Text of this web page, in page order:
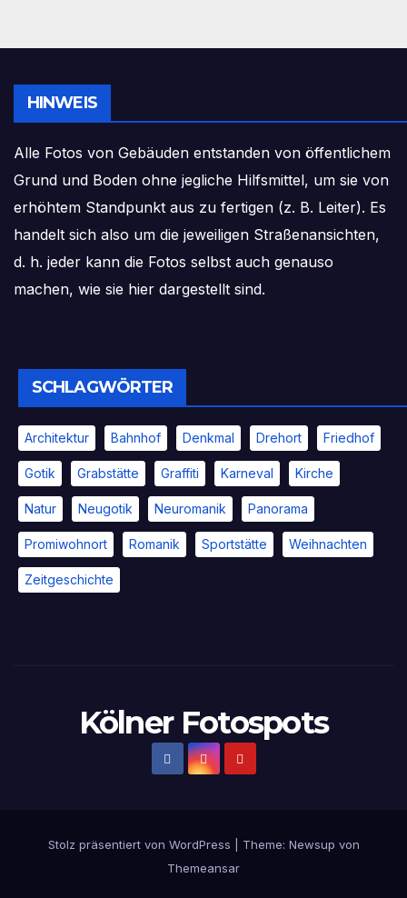
HINWEIS
Alle Fotos von Gebäuden entstanden von öffentlichem
Grund und Boden ohne jegliche Hilfsmittel, um sie von
erhöhtem Standpunkt aus zu fertigen (z. B. Leiter). Es
handelt sich also um die jeweiligen Straßenansichten,
d. h. jeder kann die Fotos selbst auch genauso
machen, wie sie hier dargestellt sind.
SCHLAGWÖRTER
Architektur Bahnhof Denkmal Drehort Friedhof
Gotik Grabstätte Graffiti Karneval Kirche
Natur Neugotik Neuromanik Panorama
Promiwohnort Romanik Sportstätte Weihnachten
Zeitgeschichte
Kölner Fotospots
Stolz präsentiert von WordPress
Theme: Newsup von
Themeansar